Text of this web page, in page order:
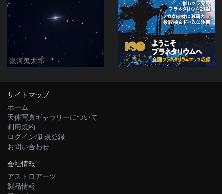
銀河鬼太郎
サイトマップ
ホーム
天体写真ギャラリーについて
利用規約
ログイン/新規登録
お問い合わせ
会社情報
アストロアーツ
製品情報